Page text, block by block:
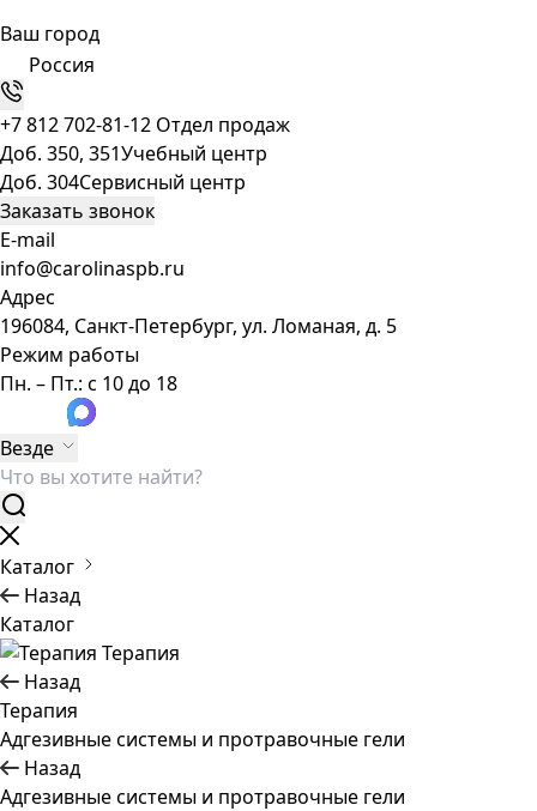
Ваш город
Россия
+7 812 702-81-12 Отдел продаж
Доб. 350, 351Учебный центр
Доб. 304Сервисный центр
Заказать звонок
E-mail
info@carolinaspb.ru
Адрес
196084, Санкт-Петербург, ул. Ломаная, д. 5
Режим работы
Пн. – Пт.: с 10 до 18
Везде
Каталог
Назад
Каталог
Терапия
Назад
Терапия
Адгезивные системы и протравочные гели
Назад
Адгезивные системы и протравочные гели